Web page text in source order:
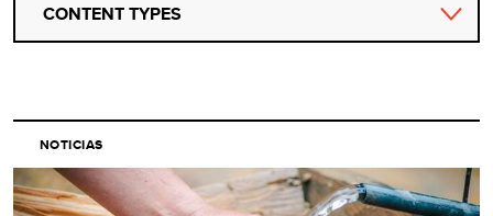
CONTENT TYPES
NOTICIAS